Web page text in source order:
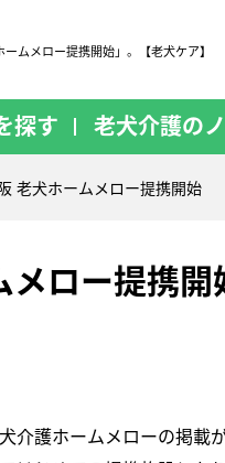
ームメロー提携開始」。【老犬ケア】
探す 老犬介護の
老犬ホームメロー提携開始
メロー提携開
介護ホームメローの掲載